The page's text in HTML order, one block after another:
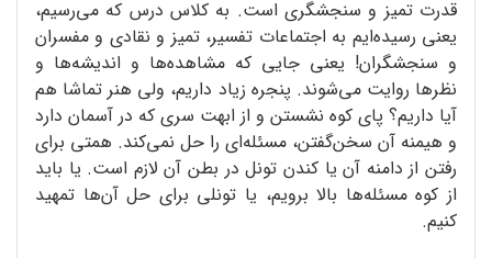
قدرت تمیز و سنجشگری است. به کلاس درس که می‌رسیم،
یعنی رسیده‌ایم به اجتماعات تفسیر، تمیز و نقادی و مفسران
و سنجشگران! یعنی جایی که مشاهده‌ها و اندیشه‌ها و
نظرها روایت می‌شوند. پنجره زیاد داریم، ولی هنر تماشا هم
آیا داریم؟ پای کوه نشستن و از ابهت سری که در آسمان دارد
و هیمنه آن سخن‌گفتن، مسئله‌ای را حل نمی‌کند. همتی برای
رفتن از دامنه آن یا کندن تونل در بطن آن لازم است. یا باید
از کوه مسئله‌ها بالا برویم، یا تونلی برای حل آن‌ها تمهید
کنیم.